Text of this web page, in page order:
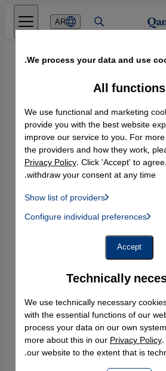
AR
العدوين
بين الهند
قبل أشهر قليلة لم
مواصلات تربط بين
تحدث مع بعض
حضروا المنتدى
في بومباي
الطباعة
We process your data and use
Technically
We use technically necessary
with the essential functions of our
process your data on our own
more about this in ourPrivacy Policy.
our website to the extent that is
All functions
We use functional and marketing
provide you with the best website
improve our service to you. For
the providers and how they work,
Privacy Policy. Click 'Accept' to
withdraw your consent at any time.
Show list of providers
Instagram Embed, Twitter
Facebook Embed /
Configure individual preferences
Accept